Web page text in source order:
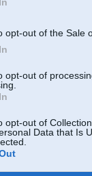
opt-out of the Sale
opt-out of
opt-out of
Data that Is
turbo
03. Jan
na